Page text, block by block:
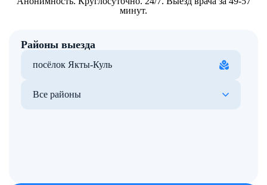
минут.
Районы выезда
посёлок Якты-Куль
Все районы